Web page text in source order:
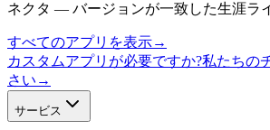
ネクタ — バージョンが一致した生涯ラ
すべてのアプリを表示→
カスタムアプリが必要ですか?私たちの
さい →
サービス